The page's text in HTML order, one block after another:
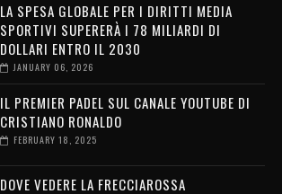
LA SPESA GLOBALE PER I DIRITTI MEDIA
SPORTIVI SUPERERÀ I 78 MILIARDI DI
DOLLARI ENTRO IL 2030
JANUARY 06, 2026
IL PREMIER PADEL SUL CANALE YOUTUBE DI
CRISTIANO RONALDO
FEBRUARY 18, 2025
DOVE VEDERE LA FRECCIAROSSA